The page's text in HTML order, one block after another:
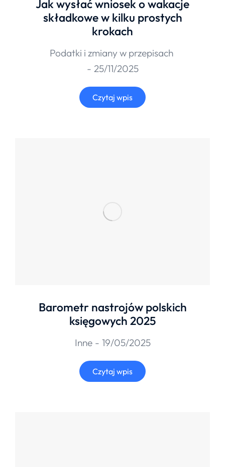
Jak wysłać wniosek o wakacje
składkowe w kilku prostych
krokach
Podatki i zmiany w przepisach
25/11/2025
Czytaj wpis
Barometr nastrojów polskich
księgowych 2025
Inne 19/05/2025
Czytaj wpis